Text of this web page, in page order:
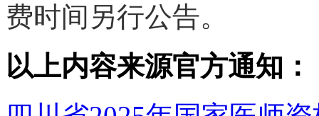
费时间另行公告。
以上内容来源官方通知：